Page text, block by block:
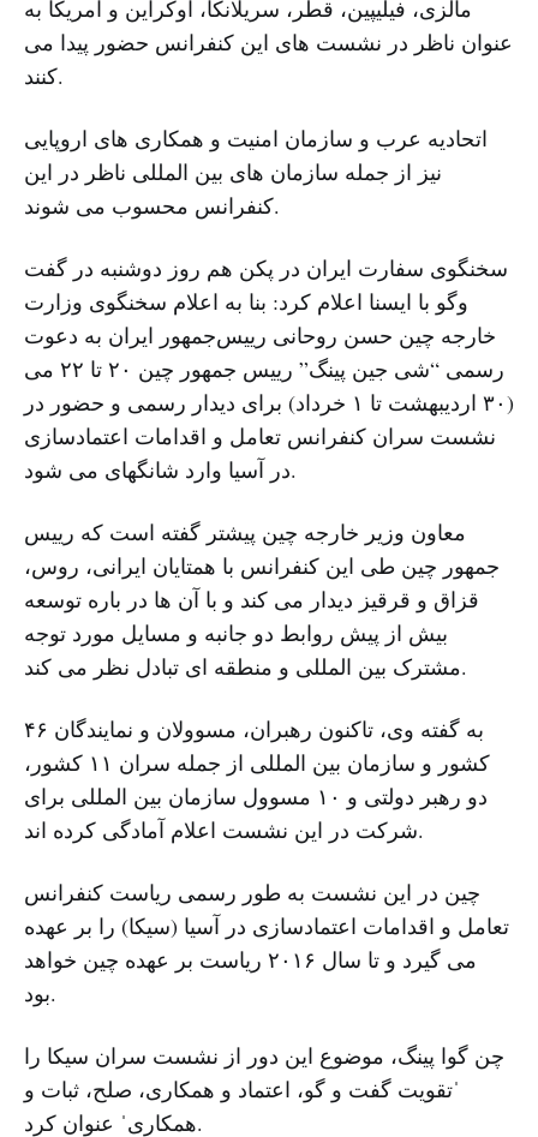
مالزی، فیلیپین، قطر، سریلانکا، اوکراین و آمریکا به
عنوان ناظر در نشست های این کنفرانس حضور پیدا می
کنند.
اتحادیه عرب و سازمان امنیت و همکاری های اروپایی
نیز از جمله سازمان های بین المللی ناظر در این
کنفرانس محسوب می شوند.
سخنگوی سفارت ایران در پکن هم روز دوشنبه در گفت
وگو با ایسنا اعلام کرد: بنا به اعلام سخنگوی وزارت
خارجه چین حسن روحانی رییس‌جمهور ایران به دعوت
رسمی “شی جین پینگ” رییس جمهور چین ۲۰ تا ۲۲ می
(۳۰ اردیبهشت تا ۱ خرداد) برای دیدار رسمی و حضور در
نشست سران کنفرانس تعامل و اقدامات اعتمادسازی
در آسیا وارد شانگهای می شود.
معاون وزیر خارجه چین پیشتر گفته است که رییس
جمهور چین طی این کنفرانس با همتایان ایرانی، روس،
قزاق و قرقیز دیدار می کند و با آن ها در باره توسعه
بیش از پیش روابط دو جانبه و مسایل مورد توجه
مشترک بین المللی و منطقه ای تبادل نظر می کند.
به گفته وی، تاکنون رهبران، مسوولان و نمایندگان ۴۶
کشور و سازمان بین المللی از جمله سران ۱۱ کشور،
دو رهبر دولتی و ۱۰ مسوول سازمان بین المللی برای
شرکت در این نشست اعلام آمادگی کرده اند.
چین در این نشست به طور رسمی ریاست کنفرانس
تعامل و اقدامات اعتمادسازی در آسیا (سیکا) را بر عهده
می گیرد و تا سال ۲۰۱۶ ریاست بر عهده چین خواهد
بود.
چن گوا پینگ، موضوع این دور از نشست سران سیکا را
ˈتقویت گفت و گو، اعتماد و همکاری، صلح، ثبات و
همکاریˈ عنوان کرد.